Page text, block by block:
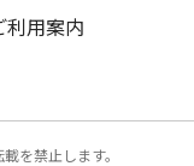
利用案内
を禁止します。